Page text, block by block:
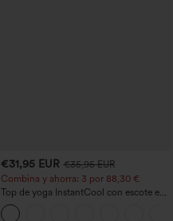
€31,95 EUR €35,95 EUR
Combina y ahorra: 3 por 88,30 €
Top de yoga InstantCool con escote en
U y bajo curvado - UPF50+